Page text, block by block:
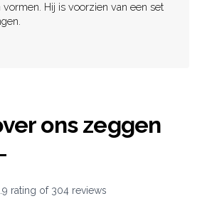
vormen. Hij is voorzien van een set
ons zeggen
rating of 304 reviews